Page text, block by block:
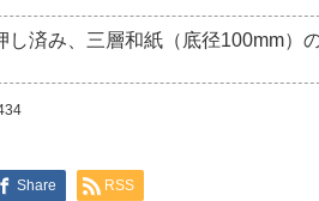
し済み、三層和紙（底径100mm）
Share RSS